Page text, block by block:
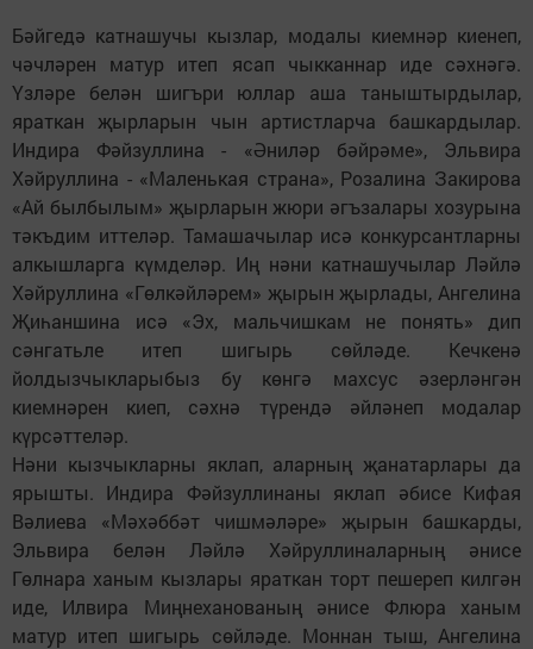
Бәйгедә катнашучы кызлар, модалы киемнәр киенеп,
чәчләрен матур итеп ясап чыкканнар иде сәхнәгә.
Үзләре белән шигъри юллар аша таныштырдылар,
яраткан җырларын чын артистларча башкардылар.
Индира Фәйзуллина - «Әниләр бәйрәме», Эльвира
Хәйруллина - «Маленькая страна», Розалина Закирова
«Ай былбылым» җырларын жюри әгъзалары хозурына
тәкъдим иттеләр. Тамашачылар исә конкурсантларны
алкышларга күмделәр. Иң нәни катнашучылар Ләйлә
Хәйруллина «Гөлкәйләрем» җырын җырлады, Ангелина
Җиһаншина исә «Эх, мальчишкам не понять» дип
сәнгатьле итеп шигырь сөйләде. Кечкенә
йолдызчыкларыбыз бу көнгә махсус әзерләнгән
киемнәрен киеп, сәхнә түрендә әйләнеп модалар
күрсәттеләр.
Нәни кызчыкларны яклап, аларның җанатарлары да
ярышты. Индира Фәйзуллинаны яклап әбисе Кифая
Вәлиева «Мәхәббәт чишмәләре» җырын башкарды,
Эльвира белән Ләйлә Хәйруллиналарның әнисе
Гөлнара ханым кызлары яраткан торт пешереп килгән
иде, Илвира Миңнеханованың әнисе Флюра ханым
матур итеп шигырь сөйләде. Моннан тыш, Ангелина